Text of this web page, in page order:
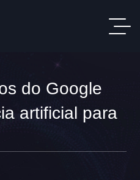
do Google
artificial para